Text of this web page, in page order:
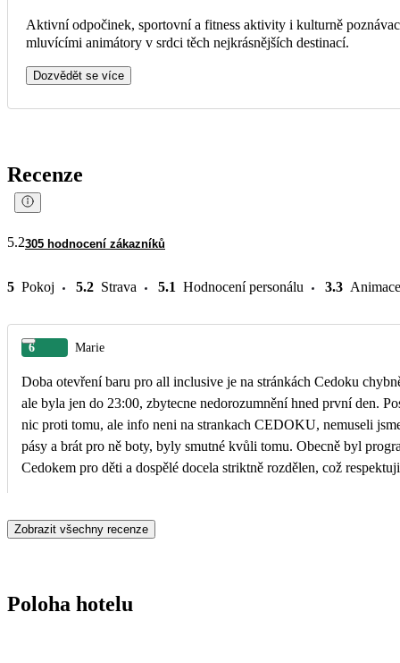
Aktivní odpočinek, sportovní a fitness aktivity i kulturně
mluvícími animátory v srdci těch nejkrásnějších destinací.
Dozvědět se více
Recenze
5.2305 hodnocení zákazníků
5 Pokoj 5.2 Strava 5.1 Hodnocení personálu 3.3 Animace
6 Marie
Doba otevření baru pro all inclusive je na stránkách Cedoku
ale byla jen do 23:00, zbytecne nedorozumnění hned první den.
nic proti tomu, ale info neni na strankach CEDOKU, nemuseli
pásy a brát pro ně boty, byly smutné kvůli tomu. Obecně byl
Cedokem pro děti a dospělé docela striktně rozdělen, což
hodnotím dovču i hotel na výbornou, jen Čedok by si měl
Zobrazit všechny recenze
Poloha hotelu